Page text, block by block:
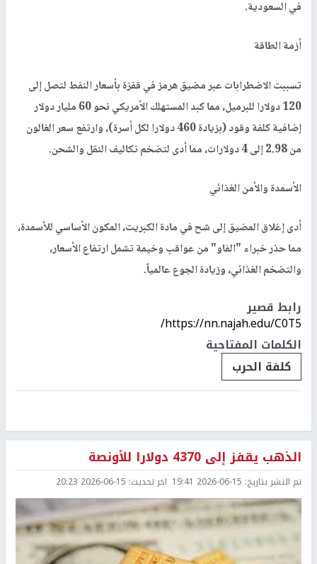
في السعودية.
أزمة الطاقة
تسببت الاضطرابات عبر مضيق هرمز في قفزة بأسعار النفط لتصل إلى
120 دولارا للبرميل، مما كبد المستهلك الأمريكي نحو 60 مليار دولار
إضافية كلفة وقود (بزيادة 460 دولارا لكل أسرة)، وارتفع سعر الغالون
من 2.98 إلى 4 دولارات، مما أدى لتضخم تكاليف النقل والشحن.
الأسمدة والأمن الغذائي
أدى إغلاق المضيق إلى شح في مادة الكبريت، المكون الأساسي للأسمدة،
مما حذر خبراء "الفاو" من عواقب وخيمة تشمل ارتفاع الأسعار،
والتضخم الغذائي، وزيادة الجوع عالمياً.
رابط قصير
https://nn.najah.edu/C0T5/
الكلمات المفتاحية
كلفة الحرب
الذهب يقفز إلى 4370 دولارا للأونصة
تم النشر بتاريخ: 2026-06-15 19:41 اخر تحديث: 2026-06-15 20:23